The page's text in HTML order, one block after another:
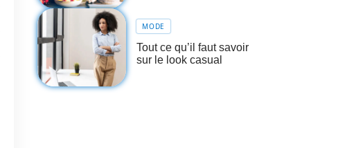
MODE
Tout ce qu’il faut savoir
sur le look casual